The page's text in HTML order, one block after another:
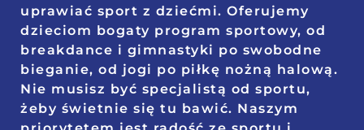
uprawiać sport z dziećmi. Oferujemy
dzieciom bogaty program sportowy, od
breakdance i gimnastyki po swobodne
bieganie, od jogi po piłkę nożną halową.
Nie musisz być specjalistą od sportu,
żeby świetnie się tu bawić. Naszym